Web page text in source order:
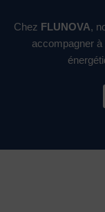
Chez FLUNOVA,
accompagner à